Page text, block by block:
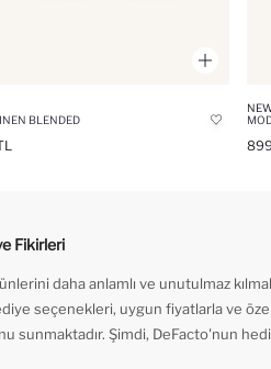
BLENDED
Fikirleri
daha anlamlı ve unutulmaz
seçenekleri, uygun fiyatlarla ve
sunmaktadır. Şimdi, DeFacto'nun